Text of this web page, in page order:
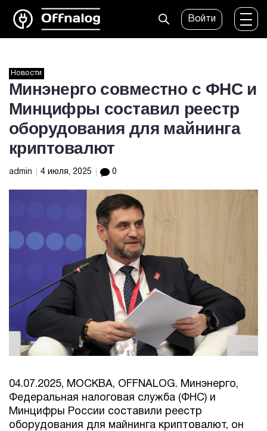
Войти
Новости
Минэнерго совместно с ФНС и
Минцифры составил реестр
оборудования для майнинга
криптовалют
admin 4 июля, 2025 0
04.07.2025, МОСКВА, OFFNALOG. Минэнерго,
Федеральная налоговая служба (ФНС) и
Минцифры России составили реестр
оборудования для майнинга криптовалют, он